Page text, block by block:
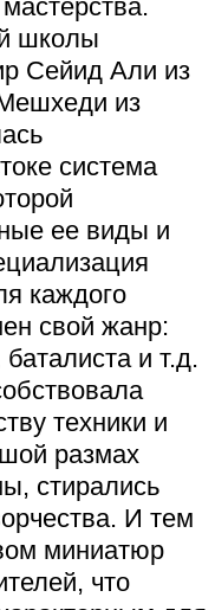
школы
Сейид Али из
из
система
ее виды и
каждого
свой жанр:
и т.д.
техники и
размах
стирались
И тем
миниатюр
что